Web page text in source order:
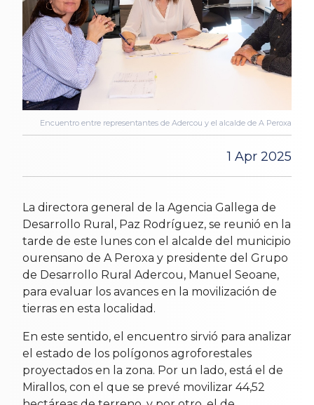
Encuentro entre representantes de Adercou y el alcalde de A Peroxa
1 Apr 2025
La directora general de la Agencia Gallega de
Desarrollo Rural, Paz Rodríguez, se reunió en la
tarde de este lunes con el alcalde del municipio
ourensano de A Peroxa y presidente del Grupo
de Desarrollo Rural Adercou, Manuel Seoane,
para evaluar los avances en la movilización de
tierras en esta localidad.
En este sentido, el encuentro sirvió para analizar
el estado de los polígonos agroforestales
proyectados en la zona. Por un lado, está el de
Mirallos, con el que se prevé movilizar 44,52